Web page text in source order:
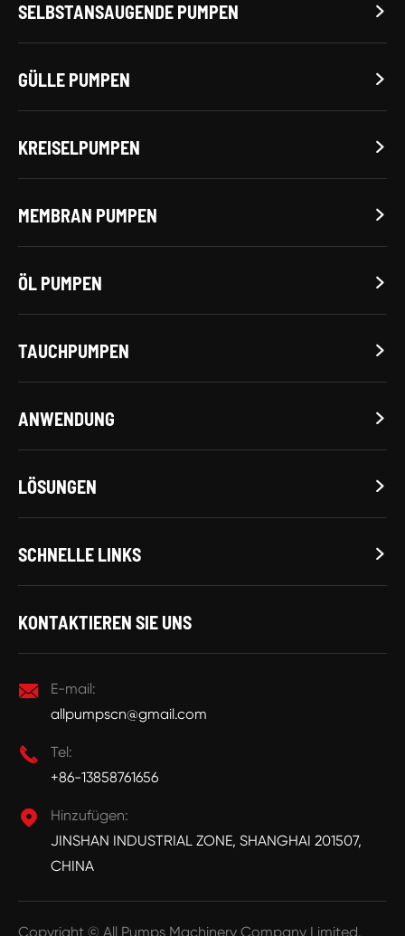
SELBSTANSAUGENDE PUMPEN 
GÜLLE PUMPEN 
KREISELPUMPEN 
MEMBRAN PUMPEN 
ÖL PUMPEN 
TAUCHPUMPEN 
ANWENDUNG 
LÖSUNGEN 
SCHNELLE LINKS 
KONTAKTIEREN SIE UNS

E-mail:
allpumpscn@gmail.com

Tel:
+86-13858761656

Hinzufügen:
JINSHAN INDUSTRIAL ZONE, SHANGHAI 201507,
CHINA
Copyright © All Pumps Machinery Company Limited.